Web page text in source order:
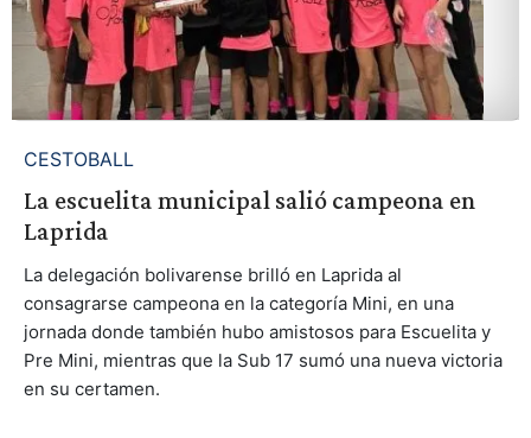
CESTOBALL
La escuelita municipal salió campeona en
Laprida
La delegación bolivarense brilló en Laprida al
consagrarse campeona en la categoría Mini, en una
jornada donde también hubo amistosos para Escuelita y
Pre Mini, mientras que la Sub 17 sumó una nueva victoria
en su certamen.